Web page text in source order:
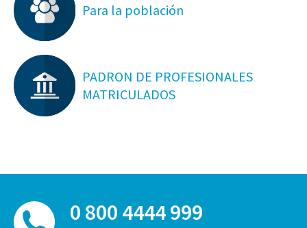
Para la población
PADRON DE PROFESIONALES
MATRICULADOS
0 800 4444 999